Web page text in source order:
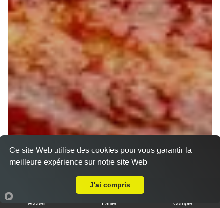
Accueil Panier Compte
Ce site Web utilise des cookies pour vous garantir la
meilleure expérience sur notre site Web
J'ai compris